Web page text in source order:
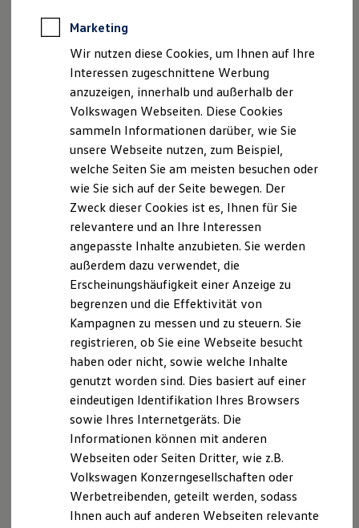
Software, Konnektivität & Apps
California App
VW Connect für Ihren ID. Buzz
VW Connect für Ihren Transporter/Caravelle
VW Connect für Ihren Amarok
VW Connect für andere Modelle
Connect Pro
Fleet Interface Data
Multistop Pathfinder
Übersicht Software Updates
Hilfreiches für Besitzer
Fahrerassistenz- und Sicherheitssysteme
Kontrollleuchten
Kurzfahrprofile und Ölverdünnung
XTL-Dieselkraftstoff
Ersatzteile und Betriebsflüssigkeiten
Original Zubehör und Lifestyle Produkte
myVolkswagen
myVolkswagen Business
Elektrisch & Autonom
Elektro - & Hybridfahrzeuge
Unser Ansatz
Klimafreundlicher Strom
Reichweite & Ladelösungen
Reichweitensimulator
Ladezeitensimulator
Ladelösungen für Privatkunden
Ladelösungen für Gewerbekunden
Wallbox und Ladekabel
Förderung & Kosten der Elektrofahrzeuge
Fördermöglichkeiten für Privatkunden
Fördermöglichkeiten für Gewerbekunden
Marketing
Wir nutzen diese Cookies, um Ihnen auf Ihre
Interessen zugeschnittene Werbung
anzuzeigen, innerhalb und außerhalb der
Volkswagen Webseiten. Diese Cookies
sammeln Informationen darüber, wie Sie
unsere Webseite nutzen, zum Beispiel,
welche Seiten Sie am meisten besuchen oder
wie Sie sich auf der Seite bewegen. Der
Zweck dieser Cookies ist es, Ihnen für Sie
relevantere und an Ihre Interessen
angepasste Inhalte anzubieten. Sie werden
außerdem dazu verwendet, die
Erscheinungshäufigkeit einer Anzeige zu
begrenzen und die Effektivität von
Kampagnen zu messen und zu steuern. Sie
registrieren, ob Sie eine Webseite besucht
haben oder nicht, sowie welche Inhalte
genutzt worden sind. Dies basiert auf einer
eindeutigen Identifikation Ihres Browsers
sowie Ihres Internetgeräts. Die
Informationen können mit anderen
Webseiten oder Seiten Dritter, wie z.B.
Volkswagen Konzerngesellschaften oder
Werbetreibenden, geteilt werden, sodass
Ihnen auch auf anderen Webseiten relevante